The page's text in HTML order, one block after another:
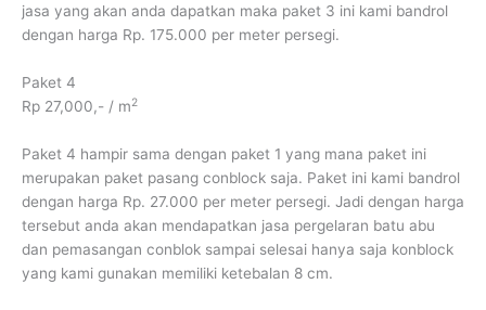
jasa yang akan anda dapatkan maka paket 3 ini kami bandrol
dengan harga Rp. 175.000 per meter persegi.
Paket 4
Rp 27,000,- / m2
Paket 4 hampir sama dengan paket 1 yang mana paket ini
merupakan paket pasang conblock saja. Paket ini kami bandrol
dengan harga Rp. 27.000 per meter persegi. Jadi dengan harga
tersebut anda akan mendapatkan jasa pergelaran batu abu
dan pemasangan conblok sampai selesai hanya saja konblock
yang kami gunakan memiliki ketebalan 8 cm.